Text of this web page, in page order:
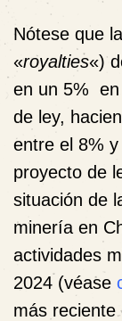
Nótese que
«royalties«)
en un 5% en
de ley,
entre el 8%
proyecto de
situación de
minería en
actividades
2024 (véase
más reciente